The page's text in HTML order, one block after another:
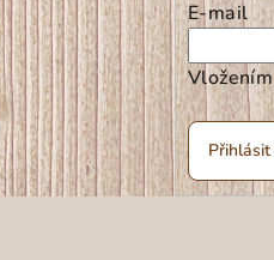
E-mail
Přihlásit